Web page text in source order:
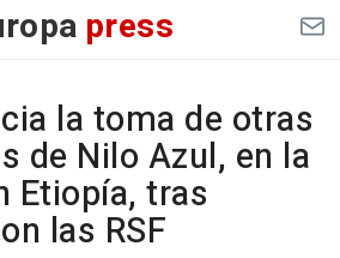
press
la toma de otras
de Nilo Azul, en la
Etiopía, tras
las RSF